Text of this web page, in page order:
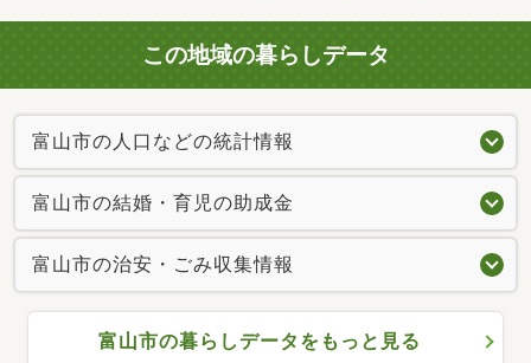
この地域の暮らしデータ
富山市の人口などの統計情報
富山市の結婚・育児の助成金
富山市の治安・ごみ収集情報
富山市の暮らしデータをもっと見る